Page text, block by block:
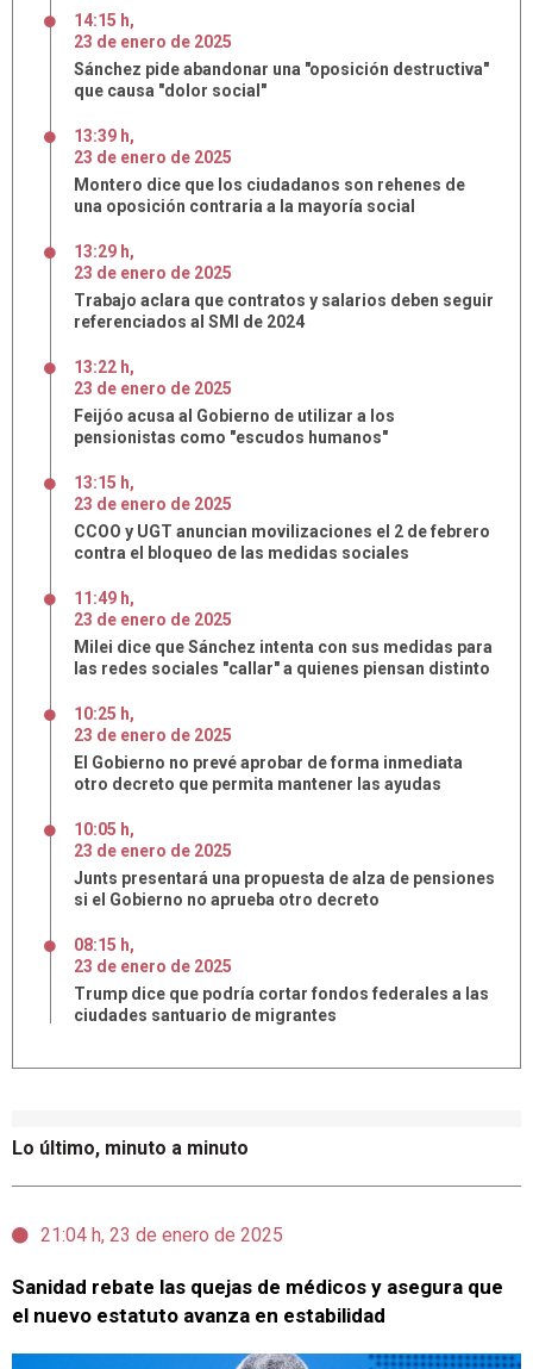
Lo último, minuto a minuto
21:04 h, 23 de enero de 2025
Sanidad rebate las quejas de médicos y asegura que
el nuevo estatuto avanza en estabilidad
14:15 h,
23 de enero de 2025
Sánchez pide abandonar una "oposición destructiva"
que causa "dolor social"
13:39 h,
23 de enero de 2025
Montero dice que los ciudadanos son rehenes de
una oposición contraria a la mayoría social
13:29 h,
23 de enero de 2025
Trabajo aclara que contratos y salarios deben seguir
referenciados al SMI de 2024
13:22 h,
23 de enero de 2025
Feijóo acusa al Gobierno de utilizar a los
pensionistas como "escudos humanos"
13:15 h,
23 de enero de 2025
CCOO y UGT anuncian movilizaciones el 2 de febrero
contra el bloqueo de las medidas sociales
11:49 h,
23 de enero de 2025
Milei dice que Sánchez intenta con sus medidas para
las redes sociales "callar" a quienes piensan distinto
10:25 h,
23 de enero de 2025
El Gobierno no prevé aprobar de forma inmediata
otro decreto que permita mantener las ayudas
10:05 h,
23 de enero de 2025
Junts presentará una propuesta de alza de pensiones
si el Gobierno no aprueba otro decreto
08:15 h,
23 de enero de 2025
Trump dice que podría cortar fondos federales a las
ciudades santuario de migrantes